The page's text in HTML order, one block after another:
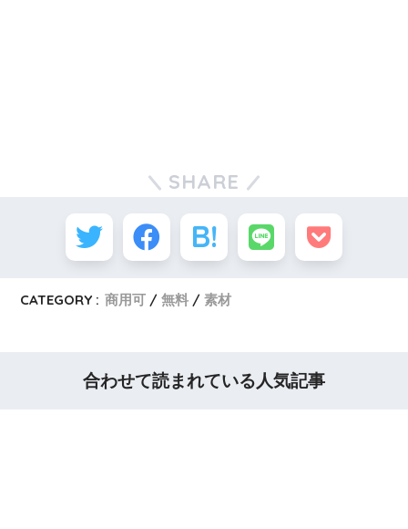
SHARE
CATEGORY : 商用可 無料 素材
合わせて読まれている人気記事